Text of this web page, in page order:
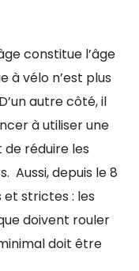
constitue l’âge
à vélo n’est plus
autre côté, il
à utiliser une
réduire les
Aussi, depuis le 8
et strictes : les
doivent rouler
doit être